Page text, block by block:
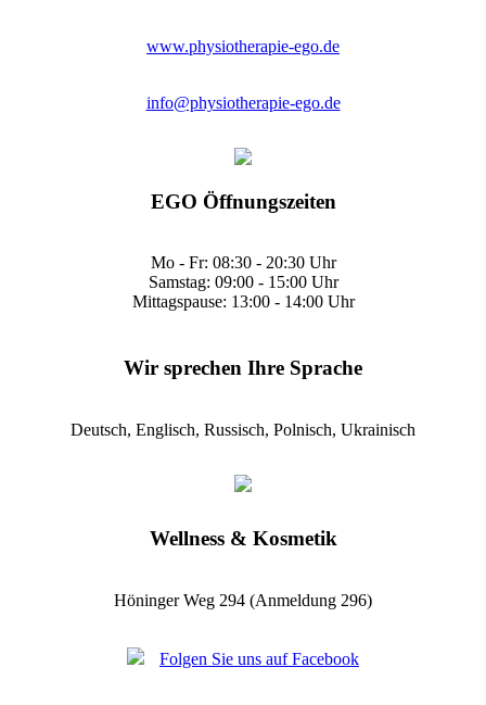
www.physiotherapie-ego.de
info@physiotherapie-ego.de
EGO Öffnungszeiten
Mo - Fr: 08:30 - 20:30 Uhr
Samstag: 09:00 - 15:00 Uhr
Mittagspause: 13:00 - 14:00 Uhr
Wir sprechen Ihre Sprache
Deutsch, Englisch, Russisch, Polnisch, Ukrainisch
Wellness & Kosmetik
Höninger Weg 294 (Anmeldung 296)
Folgen Sie uns auf Facebook